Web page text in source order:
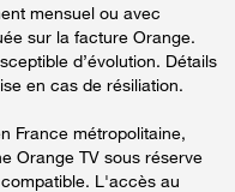
mensuel ou avec
sur la facture Orange.
d’évolution. Détails
en cas de résiliation.
France métropolitaine,
Orange TV sous réserve
L'accès au